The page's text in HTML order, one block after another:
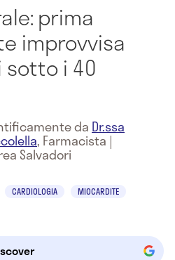
prima
improvvisa
i 40
da Dr.ssa
, Farmacista |
Salvadori
CARDIOLOGIA
MIOCARDITE